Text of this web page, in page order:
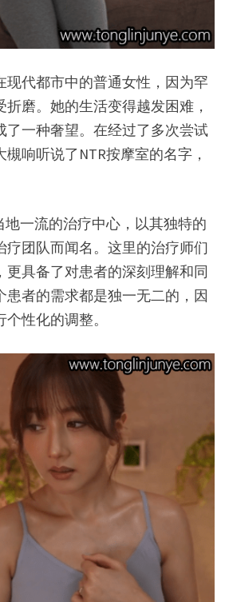
现代都市中的普通女性，因为罕
折磨。她的生活变得越发困难，
了一种奢望。在经过了多次尝试
响听说了NTR按摩室的名字，
地一流的治疗中心，以其独特的
疗团队而闻名。这里的治疗师们
更具备了对患者的深刻理解和同
患者的需求都是独一无二的，因
性化的调整。